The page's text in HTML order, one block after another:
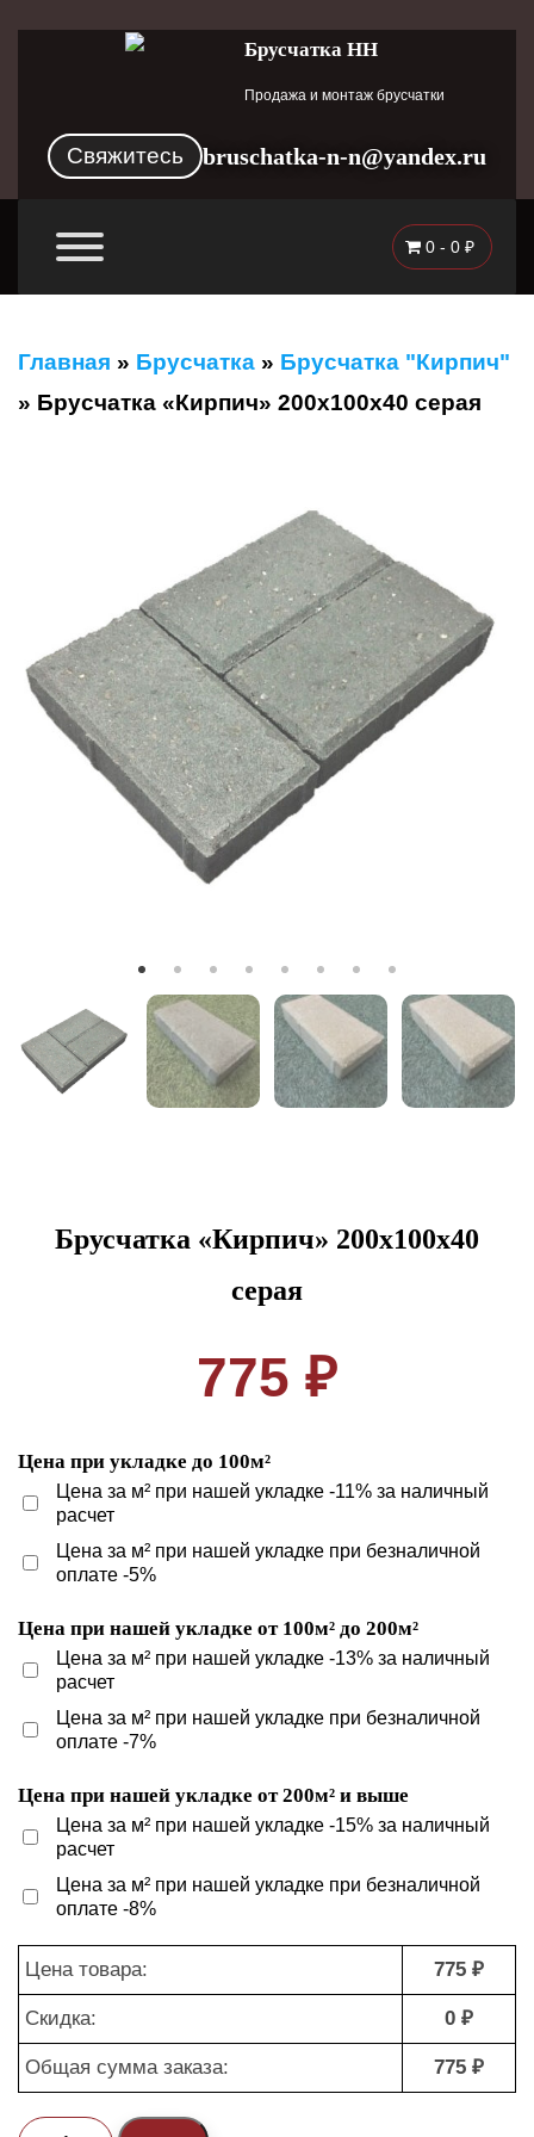
Брусчатка НН
Продажа и монтаж брусчатки
Свяжитесь bruschatka-n-n@yandex.ru
0 - 0 ₽
Главная » Брусчатка » Брусчатка "Кирпич"
» Брусчатка «Кирпич» 200x100x40 серая
Брусчатка «Кирпич» 200x100x40
серая
775 ₽
Цена при укладке до 100м²
Цена за м² при нашей укладке -11% за наличный
расчет
Цена за м² при нашей укладке при безналичной
оплате -5%
Цена при нашей укладке от 100м² до 200м²
Цена за м² при нашей укладке -13% за наличный
расчет
Цена за м² при нашей укладке при безналичной
оплате -7%
Цена при нашей укладке от 200м² и выше
Цена за м² при нашей укладке -15% за наличный
расчет
Цена за м² при нашей укладке при безналичной
оплате -8%
Цена товара: 775 ₽
Скидка: 0 ₽
Общая сумма заказа: 775 ₽